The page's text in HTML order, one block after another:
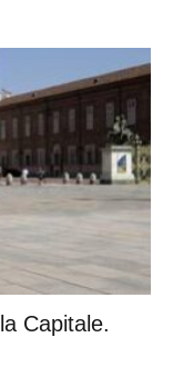
Capitale.